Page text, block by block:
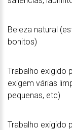
Beleza natural
bonitos)
Trabalho exigido
exigem várias
pequenas, etc)
Trabalho exigido